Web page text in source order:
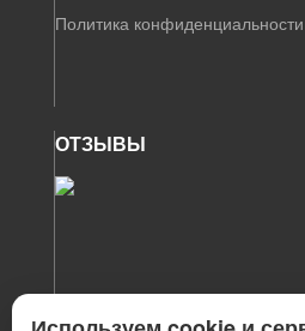
Политика конфиденциальности
ОТЗЫВЫ